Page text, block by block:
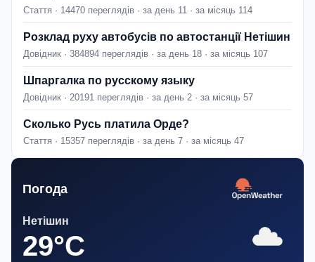
Стаття · 14470 переглядів · за день 11 · за місяць 114
Розклад руху автобусів по автостанції Нетішин
Довідник · 384894 переглядів · за день 18 · за місяць 107
Шпаргалка по русскому языку
Довідник · 20191 переглядів · за день 2 · за місяць 57
Сколько Русь платила Орде?
Стаття · 15357 переглядів · за день 7 · за місяць 47
Погода
Нетішин
29°C